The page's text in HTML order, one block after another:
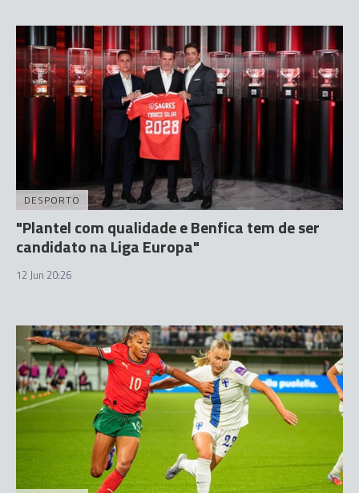
DESPORTO
"Plantel com qualidade e Benfica tem de ser
candidato na Liga Europa"
12 Jun 20:26